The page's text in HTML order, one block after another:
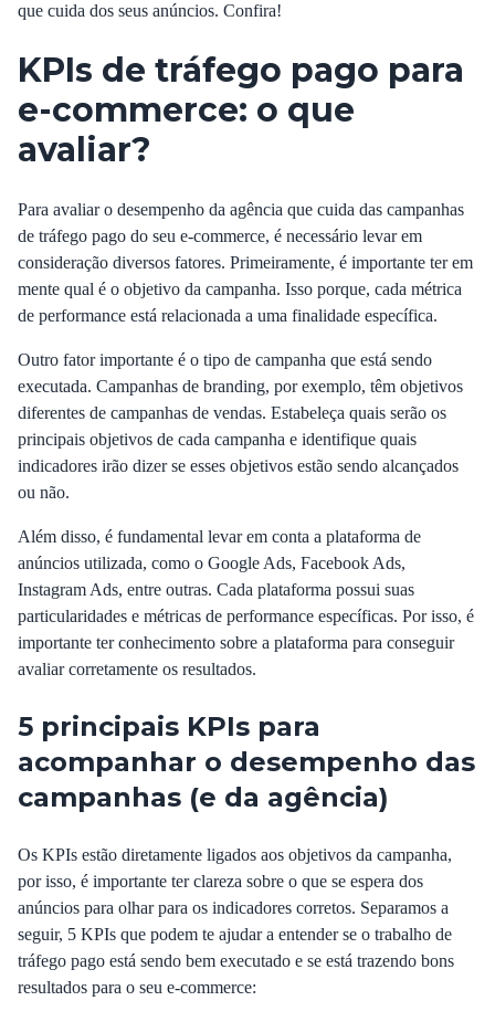
que cuida dos seus anúncios. Confira!
KPIs de tráfego pago para
e-commerce: o que
avaliar?
Para avaliar o desempenho da agência que cuida das campanhas
de tráfego pago do seu e-commerce, é necessário levar em
consideração diversos fatores. Primeiramente, é importante ter em
mente qual é o objetivo da campanha. Isso porque, cada métrica
de performance está relacionada a uma finalidade específica.
Outro fator importante é o tipo de campanha que está sendo
executada. Campanhas de branding, por exemplo, têm objetivos
diferentes de campanhas de vendas. Estabeleça quais serão os
principais objetivos de cada campanha e identifique quais
indicadores irão dizer se esses objetivos estão sendo alcançados
ou não.
Além disso, é fundamental levar em conta a plataforma de
anúncios utilizada, como o Google Ads, Facebook Ads,
Instagram Ads, entre outras. Cada plataforma possui suas
particularidades e métricas de performance específicas. Por isso, é
importante ter conhecimento sobre a plataforma para conseguir
avaliar corretamente os resultados.
5 principais KPIs para
acompanhar o desempenho das
campanhas (e da agência)
Os KPIs estão diretamente ligados aos objetivos da campanha,
por isso, é importante ter clareza sobre o que se espera dos
anúncios para olhar para os indicadores corretos. Separamos a
seguir, 5 KPIs que podem te ajudar a entender se o trabalho de
tráfego pago está sendo bem executado e se está trazendo bons
resultados para o seu e-commerce: